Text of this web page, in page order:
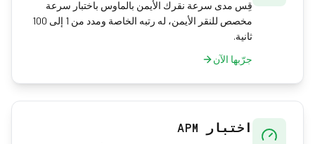
قِس مدى سرعة نقرك الأيمن بالماوس باختبار سرعة
مخصص للنقر الأيمن، له رتبه الخاصة ومدد من 1 إلى 100
ثانية.
جرّبها الآن
اختبار APM